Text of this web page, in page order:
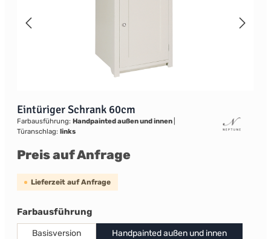
Eintüriger Schrank 60cm
Farbausführung: Handpainted außen und innen
Türanschlag: links
Preis auf Anfrage
Lieferzeit auf Anfrage
Farbausführungauswählen
Basisversion
Handpainted außen und innen